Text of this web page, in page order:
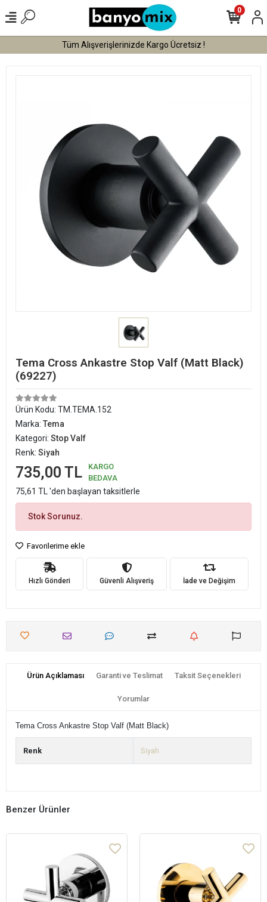
Tüm Alışverişlerinizde Kargo Ücretsiz !
0
Tema Cross Ankastre Stop Valf (Matt Black)
(69227)
Ürün Kodu: TM.TEMA.152
Marka: Tema
Kategori: Stop Valf
Renk: Siyah
735,00 TL
KARGO
BEDAVA
75,61 TL 'den başlayan taksitlerle
Stok Sorunuz.
Favorilerime ekle
Hızlı Gönderi Güvenli Alışveriş İade ve Değişim
Ürün Açıklaması Garanti ve Teslimat Taksit Seçenekleri
Yorumlar
Tema Cross Ankastre Stop Valf (Matt Black)
Renk Siyah
Benzer Ürünler